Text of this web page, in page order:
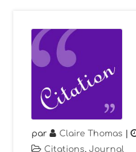
par Claire Thomas |
Citations,Journal